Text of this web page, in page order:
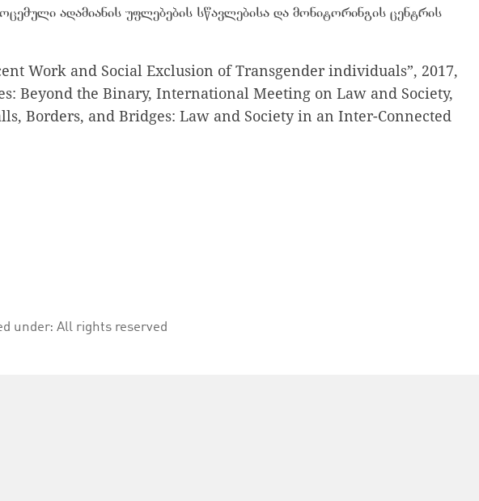
ადამიანის უფლებების სწავლებისა და მონიტორინგის ცენტრის
Work and Social Exclusion of Transgender individuals”, 2017,
Beyond the Binary, International Meeting on Law and Society,
Borders, and Bridges: Law and Society in an Inter-Connected
under: All rights reserved